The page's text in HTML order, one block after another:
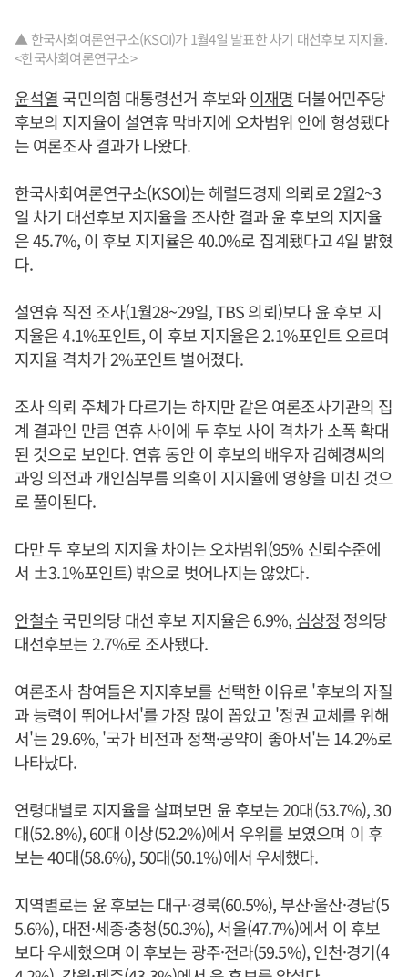
▲ 한국사회여론연구소(KSOI)가 1월4일 발표한 차기 대선후보 지지율.
<한국사회여론연구소>
윤석열 국민의힘 대통령선거 후보와이재명 더불어민주당
후보의 지지율이 설연휴 막바지에 오차범위 안에 형성됐다
는 여론조사 결과가 나왔다.
한국사회여론연구소(KSOI)는 헤럴드경제 의뢰로 2월2~3
일 차기 대선후보 지지율을 조사한 결과 윤 후보의 지지율
은 45.7%, 이 후보 지지율은 40.0%로 집계됐다고 4일 밝혔
다.
설연휴 직전 조사(1월28~29일, TBS 의뢰)보다 윤 후보 지
지율은 4.1%포인트, 이 후보 지지율은 2.1%포인트 오르며
지지율 격차가 2%포인트 벌어졌다.
조사 의뢰 주체가 다르기는 하지만 같은 여론조사기관의 집
계 결과인 만큼 연휴 사이에 두 후보 사이 격차가 소폭 확대
된 것으로 보인다. 연휴 동안 이 후보의 배우자 김혜경씨의
과잉 의전과 개인심부름 의혹이 지지율에 영향을 미친 것으
로 풀이된다.
다만 두 후보의 지지율 차이는 오차범위(95% 신뢰수준에
서 ±3.1%포인트) 밖으로 벗어나지는 않았다.
안철수국민의당 대선 후보 지지율은 6.9%, 심상정 정의당
대선후보는 2.7%로 조사됐다.
여론조사 참여들은 지지후보를 선택한 이유로 '후보의 자질
과 능력이 뛰어나서'를 가장 많이 꼽았고 '정권 교체를 위해
서'는 29.6%, '국가 비전과 정책·공약이 좋아서'는 14.2%로
나타났다.
연령대별로 지지율을 살펴보면 윤 후보는 20대(53.7%), 30
대(52.8%), 60대 이상(52.2%)에서 우위를 보였으며 이 후
보는 40대(58.6%), 50대(50.1%)에서 우세했다.
지역별로는 윤 후보는 대구·경북(60.5%), 부산·울산·경남(5
5.6%), 대전·세종·충청(50.3%), 서울(47.7%)에서 이 후보
보다 우세했으며 이 후보는 광주·전라(59.5%), 인천·경기(4